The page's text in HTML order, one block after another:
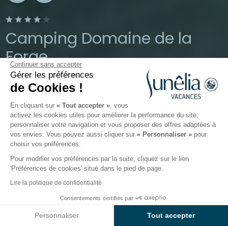
Continuer sans accepter
Gérer les préférences
de Cookies !
En cliquant sur « Tout accepter », vous
activez les cookies utiles pour améliorer la performance du site,
personnaliser votre navigation et vous proposer des offres adaptées à
vos envies. Vous pouvez aussi cliquer sur « Personnaliser » pour
choisir vos préférences.
Pour modifier vos préférences par la suite, cliquez sur le lien
'Préférences de cookies' situé dans le pied de page.
Lire la politique de confidentialité
Consentements certifiés par
Personnaliser Tout accepter
Camping Domaine de la
Forge
La Teste-de-Buch, Gironde
Ouvert du2 février 2026 31 décembre 2026
Le camping Hébergements Activités Autour de
Voir prix et disponibilités
Location de mobil-homes sur le
Bassin d’Arcachon
Les hébergements du camping
Sunêlia Domaine de la Forge